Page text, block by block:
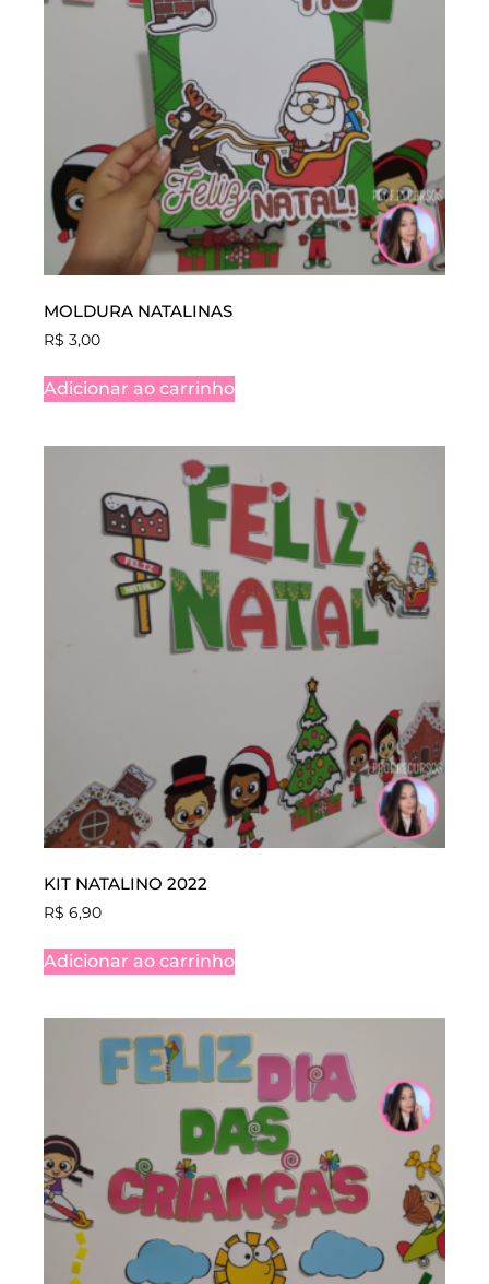
MOLDURA NATALINAS
R$ 3,00
Adicionar ao carrinho
KIT NATALINO 2022
R$ 6,90
Adicionar ao carrinho